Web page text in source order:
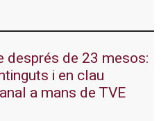
després de 23 mesos:
i en clau
a mans de TVE